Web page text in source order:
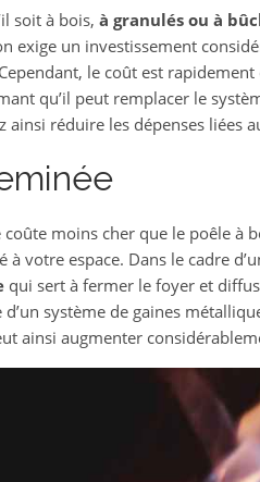
soit à bois, à granulés ou à
exige un investissement
le coût est
qu’il peut remplacer le
ainsi réduire les dépenses liées
coûte moins cher que le poêle à
à votre espace. Dans le cadre
qui sert à fermer le foyer et
d’un système de gaines
ainsi augmenter